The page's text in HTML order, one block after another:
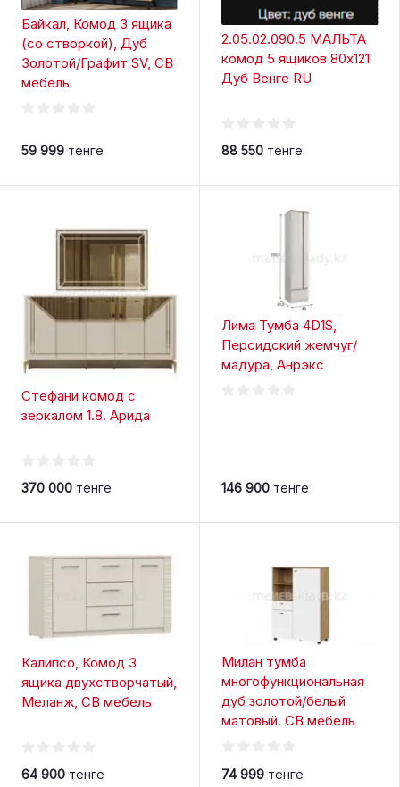
Байкал, Комод 3 ящика
(со створкой), Дуб
Золотой/Графит SV, СВ
мебель
59 999 тенге
2.05.02.090.5 МАЛЬТА
комод 5 ящиков 80х121
Дуб Венге RU
88 550 тенге
Стефани комод с
зеркалом 1.8. Арида
370 000 тенге
Лима Тумба 4D1S,
Персидский жемчуг/
мадура, Анрэкс
146 900 тенге
Калипсо, Комод 3
ящика двухстворчатый,
Меланж, СВ мебель
64 900 тенге
Милан тумба
многофункциональная
дуб золотой/белый
матовый. СВ мебель
74 999 тенге